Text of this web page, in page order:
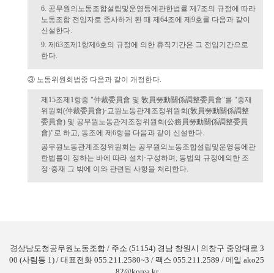
6. 공무원의노동조합설립및운영등에관한법률 제7조의 규정에 따라
노동조합 전임자로 종사하게 된 때 제64조에 제9호를 다음과 같이
신설한다.
9. 제63조제1항제6호의 규정에 의한 휴직기간은 그 전임기간으로
한다.
③ 노동위원회법중 다음과 같이 개정한다.
제15조제1항중 "仲裁委員會 및 敎員勞動關係調整委員會"를 "중재
위원회(仲裁委員會)·교원노동관계조정위원회(敎員勞動關係調整
委員會) 및 공무원노동관계조정위원회(公務員勞動關係調整委員
會)"로 하고, 동조에 제6항을 다음과 같이 신설한다.
공무원노동관계조정위원회는 공무원의노동조합설립및운영등에관
한법률이 정하는 바에 따라 설치·구성하며, 동법의 규정에의한 조
정·중재 그 밖에 이와 관련된 사항을 처리한다.
경상남도청공무원노동조합 / 주소 (51154) 경남 창원시 의창구 중앙대로 3
00 (사림동 1) / 대표전화 055.211.2580~3 / 팩스 055.211.2589 / 메일 ako25